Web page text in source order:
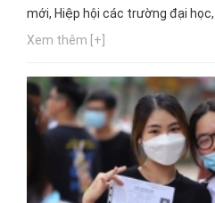
mới, Hiệp hội các trường đại
Bộ Giáo dục và Đào tạo
"đoán mò" trong dạng thức câu
Xem thêm [+]